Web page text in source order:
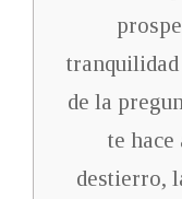
de la
te
destierro,